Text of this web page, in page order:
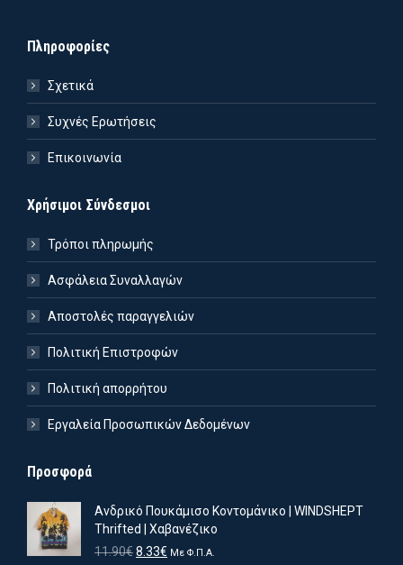
Πληροφορίες
Σχετικά
Συχνές Ερωτήσεις
Επικοινωνία
Χρήσιμοι Σύνδεσμοι
Τρόποι πληρωμής
Ασφάλεια Συναλλαγών
Αποστολές παραγγελιών
Πολιτική Επιστροφών
Πολιτική απορρήτου
Εργαλεία Προσωπικών Δεδομένων
Προσφορά
Ανδρικό Πουκάμισο Κοντομάνικο | WINDSHEPT
Thrifted | Χαβανέζικο
11.90€Original
8.33€ ΗΜε Φ.Π.Α.